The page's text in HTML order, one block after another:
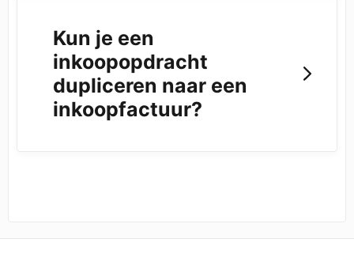
Kun je een
inkoopopdracht
dupliceren naar een
inkoopfactuur?